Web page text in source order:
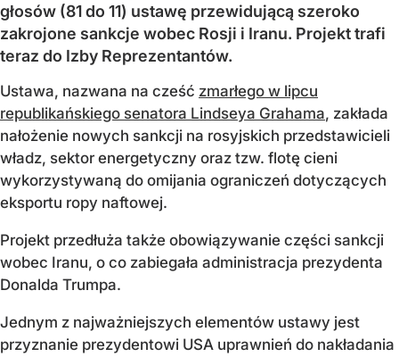
głosów (81 do 11) ustawę przewidującą szeroko
zakrojone sankcje wobec Rosji i Iranu. Projekt trafi
teraz do Izby Reprezentantów.
Ustawa, nazwana na cześć zmarłego w lipcu
republikańskiego senatora Lindseya Grahama, zakłada
nałożenie nowych sankcji na rosyjskich przedstawicieli
władz, sektor energetyczny oraz tzw. flotę cieni
wykorzystywaną do omijania ograniczeń dotyczących
eksportu ropy naftowej.
Projekt przedłuża także obowiązywanie części sankcji
wobec Iranu, o co zabiegała administracja prezydenta
Donalda Trumpa.
Jednym z najważniejszych elementów ustawy jest
przyznanie prezydentowi USA uprawnień do nakładania